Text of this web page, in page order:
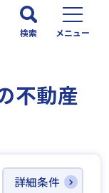
検索 メニュー
不動産
詳細条件